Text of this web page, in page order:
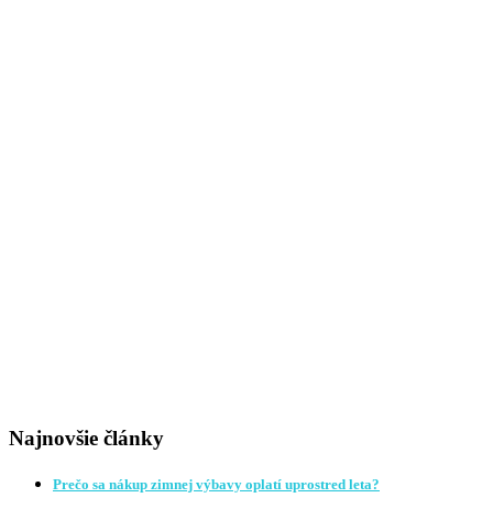
Najnovšie články
Prečo sa nákup zimnej výbavy oplatí uprostred leta?